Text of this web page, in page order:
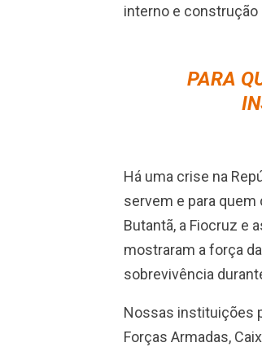
interno e construção
PARA
Há uma crise na
servem e para
Butantã, a Fiocruz e
mostraram a força
sobrevivência
Nossas instituições
Forças Armadas,